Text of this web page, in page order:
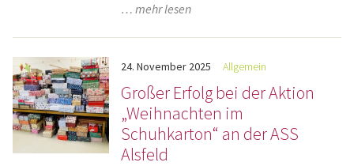
… mehr lesen
24. November 2025 Allgemein
Großer Erfolg bei der Aktion
„Weihnachten im
Schuhkarton“ an der ASS
Alsfeld